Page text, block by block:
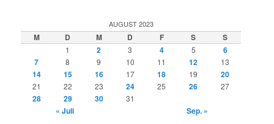
AUGUST 2023
M D M D F S S
1 2 3 4 5
6
7
8 9 10 11 12 13
14 15 16 17 18 19 20
21 22 23 24 25 26 27
28 29 30 31
« Juli Sep. »